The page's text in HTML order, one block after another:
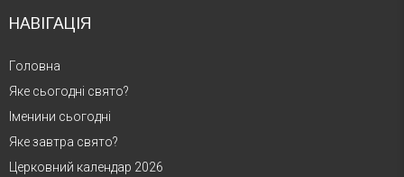
НАВІГАЦІЯ
Головна
Яке сьогодні свято?
Іменини сьогодні
Яке завтра свято?
Церковний календар 2026